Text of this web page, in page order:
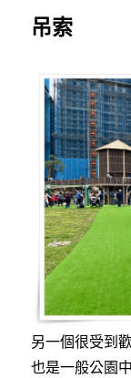
吊索
另一個很受到
也是一般公園